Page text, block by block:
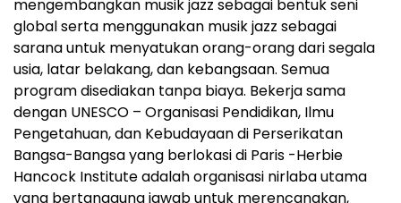
mengembangkan musik jazz sebagai bentuk seni
global serta menggunakan musik jazz sebagai
sarana untuk menyatukan orang-orang dari segala
usia, latar belakang, dan kebangsaan. Semua
program disediakan tanpa biaya. Bekerja sama
dengan UNESCO – Organisasi Pendidikan, Ilmu
Pengetahuan, dan Kebudayaan di Perserikatan
Bangsa-Bangsa yang berlokasi di Paris -Herbie
Hancock Institute adalah organisasi nirlaba utama
yang bertanggung jawab untuk merencanakan,